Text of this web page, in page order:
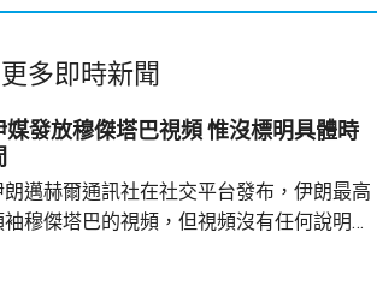
更多即時新聞
發放穆傑塔巴視頻 惟沒標明具體時
朗邁赫爾通訊社在社交平台發布，伊朗最高
袖穆傑塔巴的視頻，但視頻沒有任何說明，